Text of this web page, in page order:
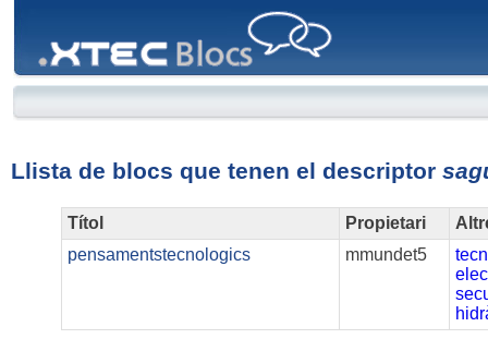
Llista de blocs que tenen el descriptor
Títol Propietari
pensamentstecnologics
mmundet5